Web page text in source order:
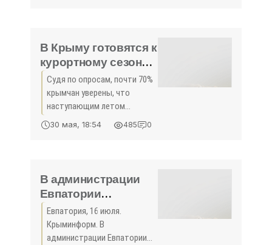
известную также как
В Крыму готовятся к
курортному сезону:
моржи качают
пресс, медведи
купаются (ВИДЕО) -
«Туризм»
Судя по опросам, почти 70%
крымчан уверены, что
наступающим летом
туристов будет больше, чем
в прошлом году Объясняют
основной территорией
России. Наплыва
30 мая, 18:54 485 0
В администрации
Евпатории
культивируют
традицию
корпоративных
Евпатория, 16 июля.
Крыминформ. В
администрации Евпатории